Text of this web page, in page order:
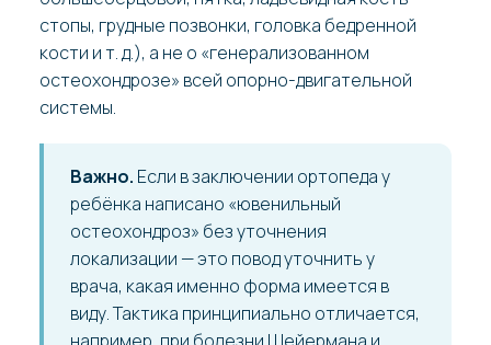
стопы, грудные позвонки, головка бедренной
кости и т. д.), а не о «генерализованном
остеохондрозе» всей опорно-двигательной
системы.
Важно. Если в заключении ортопеда у
ребёнка написано «ювенильный
остеохондроз» без уточнения
локализации — это повод уточнить у
врача, какая именно форма имеется в
виду. Тактика принципиально отличается,